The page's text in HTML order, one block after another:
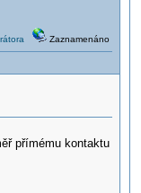
Zaznamenáno
přímému kontaktu